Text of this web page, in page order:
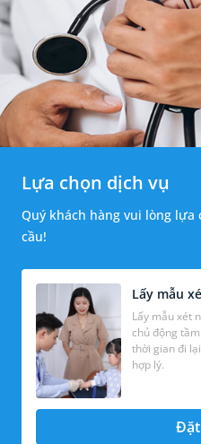
Lựa chọn dịch vụ
Quý khách hàng vui lòng lựa
cầu!
Lấy mẫu
Lấy mẫu xét
chủ động
thời gian đi lại, chờ đợi kết quả với mức chi
hợp lý.